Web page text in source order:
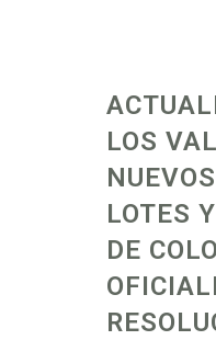
LOS
LOTES
DE